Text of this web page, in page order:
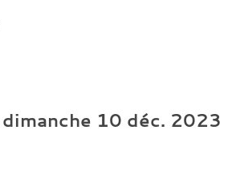
dimanche 10 déc. 2023